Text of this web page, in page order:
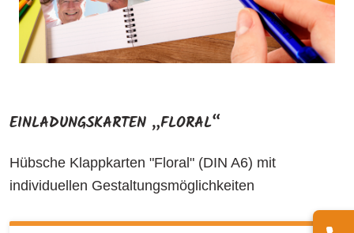
EINLADUNGSKARTEN „FLORAL“
Hübsche Klappkarten "Floral" (DIN A6) mit
individuellen Gestaltungsmöglichkeiten